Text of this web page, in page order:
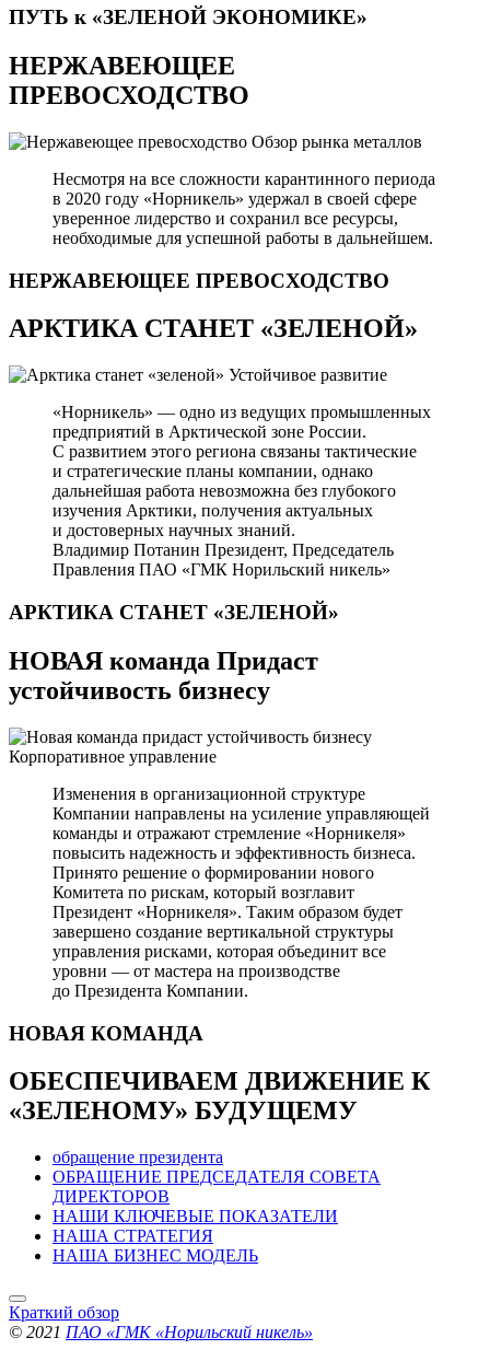
ПУТЬ к «ЗЕЛЕНОЙ ЭКОНОМИКЕ»
НЕРЖАВЕЮЩЕЕ
ПРЕВОСХОДСТВО
Обзор рынка металлов
Несмотря на все сложности карантинного периода
в 2020 году «Норникель» удержал в своей сфере
уверенное лидерство и сохранил все ресурсы,
необходимые для успешной работы в дальнейшем.
НЕРЖАВЕЮЩЕЕ ПРЕВОСХОДСТВО
АРКТИКА СТАНЕТ «ЗЕЛЕНОЙ»
Устойчивое развитие
«Норникель» — одно из ведущих промышленных
предприятий в Арктической зоне России.
С развитием этого региона связаны тактические
и стратегические планы компании, однако
дальнейшая работа невозможна без глубокого
изучения Арктики, получения актуальных
и достоверных научных знаний.
Владимир Потанин Президент, Председатель
Правления ПАО «ГМК Норильский никель»
АРКТИКА СТАНЕТ «ЗЕЛЕНОЙ»
НОВАЯ команда Придаст
устойчивость бизнесу
Корпоративное управление
Изменения в организационной структуре
Компании направлены на усиление управляющей
команды и отражают стремление «Норникеля»
повысить надежность и эффективность бизнеса.
Принято решение о формировании нового
Комитета по рискам, который возглавит
Президент «Норникеля». Таким образом будет
завершено создание вертикальной структуры
управления рисками, которая объединит все
уровни — от мастера на производстве
до Президента Компании.
НОВАЯ КОМАНДА
ОБЕСПЕЧИВАЕМ ДВИЖЕНИЕ К
«ЗЕЛЕНОМУ» БУДУЩЕМУ
обращение президента
ОБРАЩЕНИЕ ПРЕДСЕДАТЕЛЯ СОВЕТА
ДИРЕКТОРОВ
НАШИ КЛЮЧЕВЫЕ ПОКАЗАТЕЛИ
НАША СТРАТЕГИЯ
НАША БИЗНЕС МОДЕЛЬ
Краткий обзор
© 2021 ПАО «ГМК «Норильский никель»